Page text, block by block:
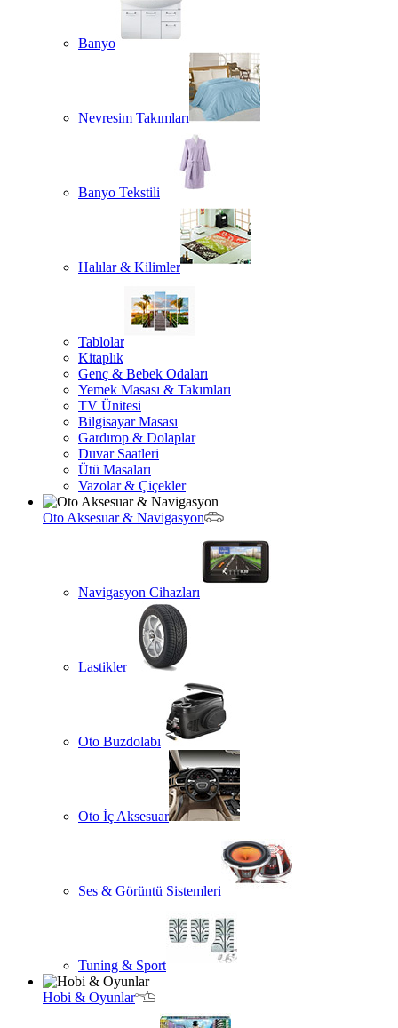
Banyo
Nevresim Takımları
Banyo Tekstili
Halılar & Kilimler
Tablolar
Kitaplık
Genç & Bebek Odaları
Yemek Masası & Takımları
TV Ünitesi
Bilgisayar Masası
Gardırop & Dolaplar
Duvar Saatleri
Ütü Masaları
Vazolar & Çiçekler
Oto Aksesuar & Navigasyon
Navigasyon Cihazları
Lastikler
Oto Buzdolabı
Oto İç Aksesuar
Ses & Görüntü Sistemleri
Tuning & Sport
Hobi & Oyunlar